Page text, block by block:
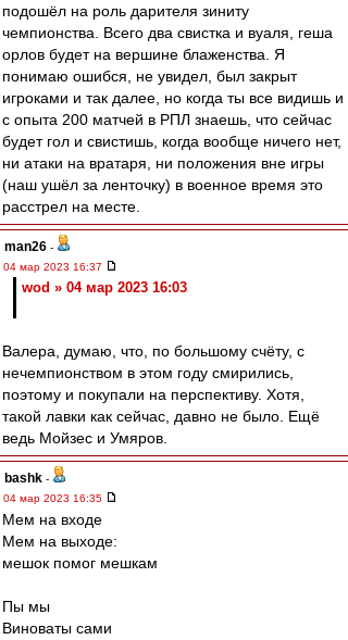
подошёл на роль дарителя зиниту
чемпионства. Всего два свистка и вуаля, геша
орлов будет на вершине блаженства. Я
понимаю ошибся, не увидел, был закрыт
игроками и так далее, но когда ты все видишь и
с опыта 200 матчей в РПЛ знаешь, что сейчас
будет гол и свистишь, когда вообще ничего нет,
ни атаки на вратаря, ни положения вне игры
(наш ушёл за ленточку) в военное время это
расстрел на месте.
man26 -
04 мар 2023 16:37
wod » 04 мар 2023 16:03
Валера, думаю, что, по большому счёту, с
нечемпионством в этом году смирились,
поэтому и покупали на перспективу. Хотя,
такой лавки как сейчас, давно не было. Ещё
ведь Мойзес и Умяров.
bashk -
04 мар 2023 16:35
Мем на входе
Мем на выходе:
мешок помог мешкам
Пы мы
Виноваты сами